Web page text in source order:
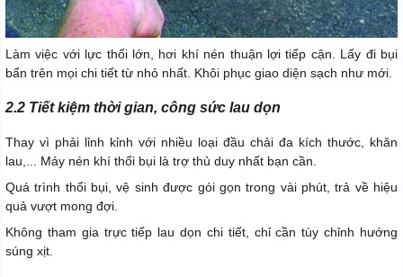
Làm việc với lực thổi lớn, hơi khí nén thuận lợi tiếp cận. Lấy đi bụi
bẩn trên mọi chi tiết từ nhỏ nhất. Khôi phục giao diện sạch như mới.
2.2 Tiết kiệm thời gian, công sức lau dọn
Thay vì phải lỉnh kỉnh với nhiều loại đầu chải đa kích thước, khăn
lau,... Máy nén khí thổi bụi là trợ thủ duy nhất bạn cần.
Quá trình thổi bụi, vệ sinh được gói gọn trong vài phút, trả về hiệu
quả vượt mong đợi.
Không tham gia trực tiếp lau dọn chi tiết, chỉ cần tùy chỉnh hướng
súng xịt.